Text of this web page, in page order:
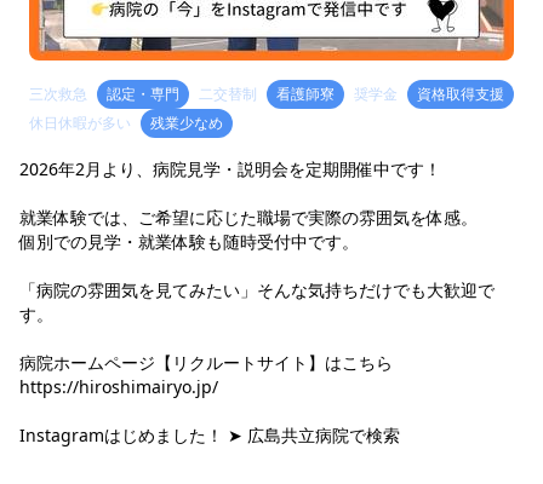
三次救急 認定・専門 二交替制 看護師寮 奨学金
資格取得支援
休日休暇が多い
残業少なめ
2026年2月より、病院見学・説明会を定期開催中です！
就業体験では、ご希望に応じた職場で実際の雰囲気を体感。
個別での見学・就業体験も随時受付中です。
「病院の雰囲気を見てみたい」そんな気持ちだけでも大歓迎で
す。
病院ホームページ【リクルートサイト】はこちら
https://hiroshimairyo.jp/
Instagramはじめました！ ➤ 広島共立病院で検索